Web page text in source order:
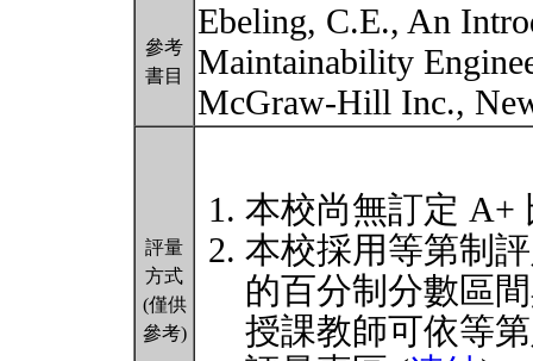
參考
書目
Ebeling, C.E., An
Maintainability
McGraw-Hill Inc.,
評量
方式
(僅供
參考)
本校尚無訂定 A+
本校採用等第制
的百分制分數區
授課教師可依等